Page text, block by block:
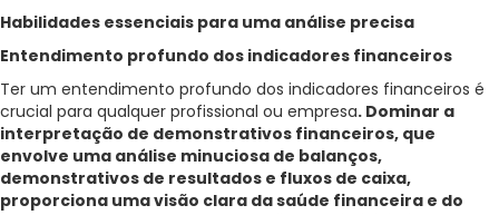
Habilidades essenciais para uma análise precisa
Entendimento profundo dos indicadores financeiros
Ter um entendimento profundo dos indicadores financeiros é
crucial para qualquer profissional ou empresa. Dominar a
interpretação de demonstrativos financeiros, que
envolve uma análise minuciosa de balanços,
demonstrativos de resultados e fluxos de caixa,
proporciona uma visão clara da saúde financeira e do